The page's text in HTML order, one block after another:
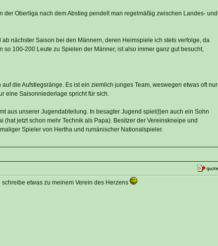
der Oberliga nach dem Abstieg pendelt man regelmäßig zwischen Landes- und
nächster Saison bei den Männern, deren Heimspiele ich stets verfolge, da
100-200 Leute zu Spielen der Männer, ist also immer ganz gut besucht,
die Aufstiegsränge. Es ist ein ziemlich junges Team, weswegen etwas oft nur
eine Saisonniederlage spricht für sich.
aus unserer Jugendabteilung. In besagter Jugend spiel(t)en auch ein Sohn
(hat jetzt schon mehr Technik als Papa). Besitzer der Vereinskneipe und
Spieler von Hertha und rumänischer Nationalspieler.
etwas zu meinem Verein des Herzens